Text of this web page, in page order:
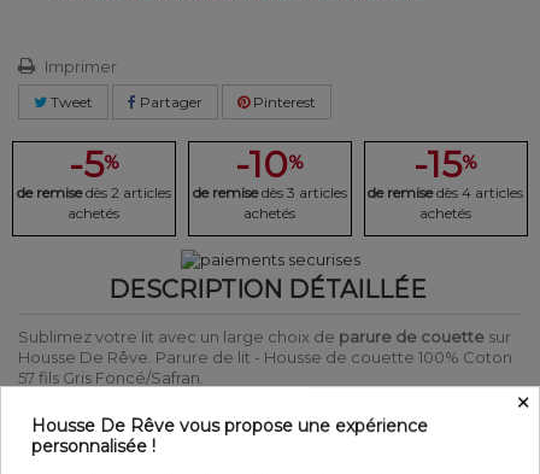
Imprimer
Tweet Partager Pinterest
-5%
de remise dès 2 articles
achetés
-10%
de remise dès 3 articles
achetés
-15%
de remise dès 4 articles
achetés
DESCRIPTION DÉTAILLÉE
Sublimez votre lit avec un large choix de parure de couette sur
Housse De Rêve. Parure de lit - Housse de couette 100% Coton
57 fils Gris Foncé/Safran.
Produit certifié Oeko-Tex® : Garantit que les articles testés et
certifiés ne présentent pas de substances nocives pouvant nuire
à la santé.
×
Housse De Rêve vous propose une expérience
personnalisée !